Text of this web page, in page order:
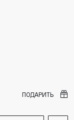
ПОДАРИТЬ